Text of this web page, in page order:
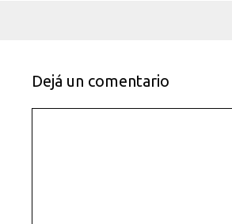
Dejá un comentario